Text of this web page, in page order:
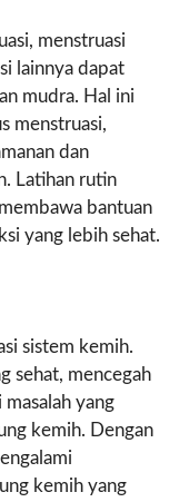
menstruasi
lainnya dapat
mudra. Hal ini
menstruasi,
dan
Latihan rutin
bantuan
yang lebih sehat.
sistem kemih.
sehat, mencegah
yang
kemih. Dengan
kemih yang